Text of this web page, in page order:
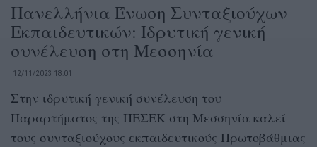
Πανελλήνια Ένωση Συνταξιούχων
Εκπαιδευτικών: Ιδρυτική γενική
συνέλευση στη Μεσσηνία
12/11/2023 18:01
Στην ιδρυτική γενική συνέλευση του
Παραρτήματος της ΠΕΣΕΚ στη Μεσσηνία καλεί
τους συνταξιούχους εκπαιδευτικούς Πρωτοβάθμιας